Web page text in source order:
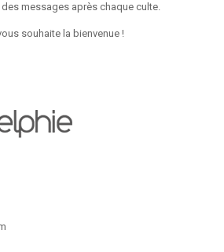
messages après chaque culte.
souhaite la bienvenue !